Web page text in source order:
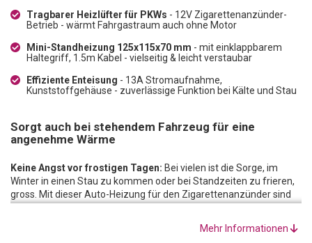
Tragbarer Heizlüfter für PKWs - 12V Zigarettenanzünder-
Betrieb - wärmt Fahrgastraum auch ohne Motor
Mini-Standheizung 125x115x70 mm - mit einklappbarem
Haltegriff, 1.5m Kabel - vielseitig & leicht verstaubar
Effiziente Enteisung - 13A Stromaufnahme,
Kunststoffgehäuse - zuverlässige Funktion bei Kälte und Stau
Sorgt auch bei stehendem Fahrzeug für eine
angenehme Wärme
Keine Angst vor frostigen Tagen: Bei vielen ist die Sorge, im
Winter in einen Stau zu kommen oder bei Standzeiten zu frieren,
gross. Mit dieser Auto-Heizung für den Zigarettenanzünder sind
Alternativ kann es im Sommer als Ventilator benutzt werden.
Mehr Informationen